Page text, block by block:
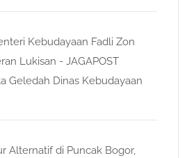
Kebudayaan Fadli Zon
Lukisan - JAGAPOST
Geledah Dinas Kebudayaan
Alternatif di Puncak Bogor,